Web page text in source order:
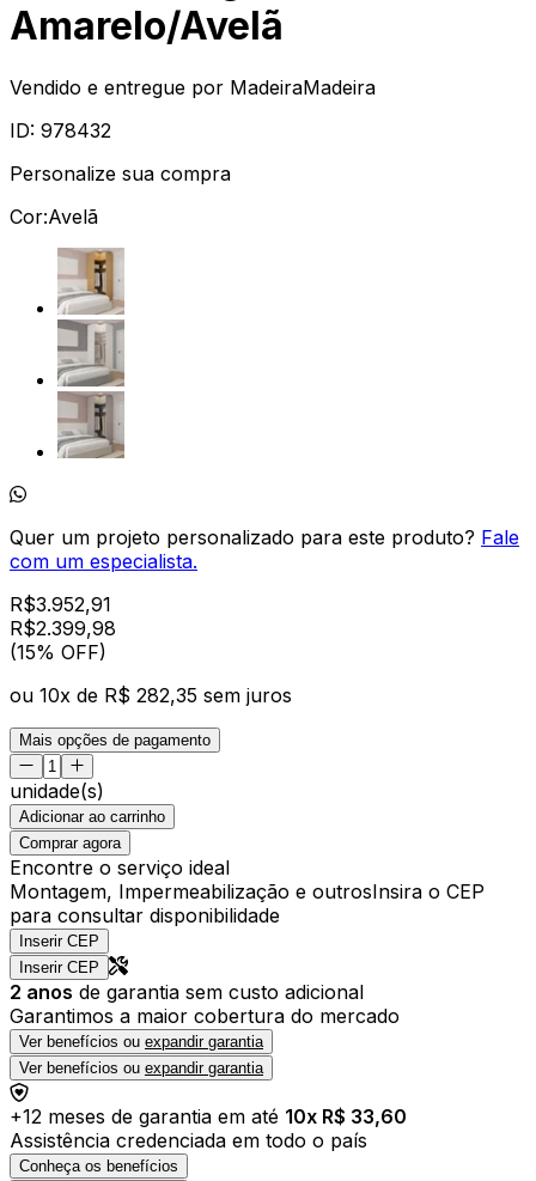
Amarelo/Avelã
Vendido e entregue por MadeiraMadeira
ID: 978432
Personalize sua compra
Cor:Avelã
Quer um projeto personalizado para este produto? Fale
com um especialista.
R$3.952,91
R$2.399,98
(15% OFF)
ou 10x de R$ 282,35 sem juros
Mais opções de pagamento
unidade(s)
Adicionar ao carrinho
Comprar agora
Encontre o serviço ideal
Montagem, Impermeabilização e outrosInsira o CEP
para consultar disponibilidade
Inserir CEP
Inserir CEP
2 anos de garantia sem custo adicional
Garantimos a maior cobertura do mercado
Ver benefícios ou expandir garantia
Ver benefícios ou expandir garantia
+12 meses de garantia em até 10x R$ 33,60
Assistência credenciada em todo o país
Conheça os benefícios